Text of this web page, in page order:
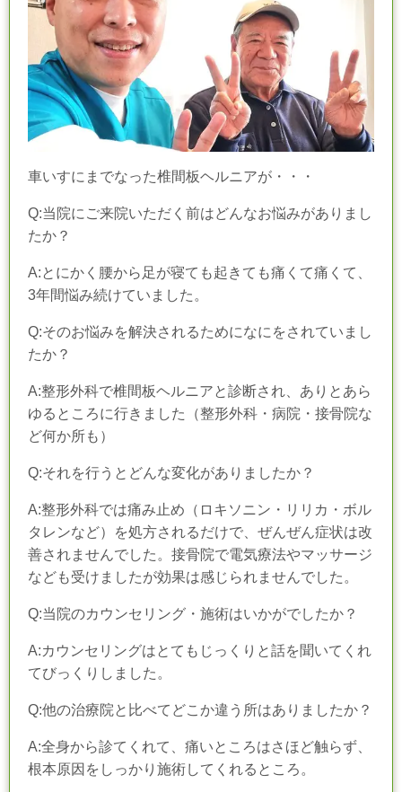
車いすにまでなった椎間板ヘルニアが・・・
Q:当院にご来院いただく前はどんなお悩みがありまし
たか？
A:とにかく腰から足が寝ても起きても痛くて痛くて、
3年間悩み続けていました。
Q:そのお悩みを解決されるためになにをされていまし
たか？
A:整形外科で椎間板ヘルニアと診断され、ありとあら
ゆるところに行きました（整形外科・病院・接骨院な
ど何か所も）
Q:それを行うとどんな変化がありましたか？
A:整形外科では痛み止め（ロキソニン・リリカ・ボル
タレンなど）を処方されるだけで、ぜんぜん症状は改
善されませんでした。接骨院で電気療法やマッサージ
なども受けましたが効果は感じられませんでした。
Q:当院のカウンセリング・施術はいかがでしたか？
A:カウンセリングはとてもじっくりと話を聞いてくれ
てびっくりしました。
Q:他の治療院と比べてどこか違う所はありましたか？
A:全身から診てくれて、痛いところはさほど触らず、
根本原因をしっかり施術してくれるところ。